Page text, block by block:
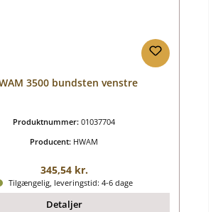
3500 bundsten venstre
Produktnummer: 01037704
Producent: HWAM
Almindelig pris:
345,54 kr.
Tilgængelig, leveringstid: 4-6 dage
Detaljer